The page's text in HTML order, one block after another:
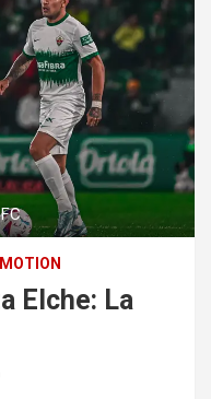
Elche: La